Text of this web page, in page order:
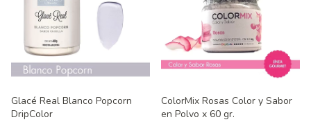
Glacé Real Blanco Popcorn
DripColor
ColorMix Rosas Color y Sabor
en Polvo x 60 gr.